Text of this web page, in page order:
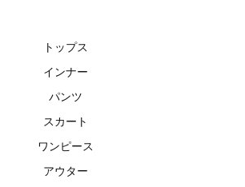
トップス
インナー
パンツ
スカート
ワンピース
アウター